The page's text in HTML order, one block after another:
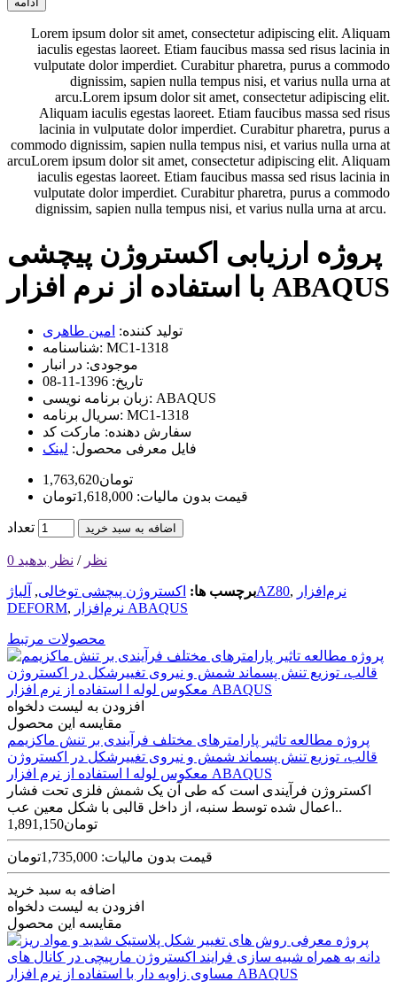
Lorem ipsum dolor sit amet, consectetur adipiscing elit. Aliquam
iaculis egestas laoreet. Etiam faucibus massa sed risus lacinia in
vulputate dolor imperdiet. Curabitur pharetra, purus a commodo
dignissim, sapien nulla tempus nisi, et varius nulla urna at
arcu.Lorem ipsum dolor sit amet, consectetur adipiscing elit.
Aliquam iaculis egestas laoreet. Etiam faucibus massa sed risus
lacinia in vulputate dolor imperdiet. Curabitur pharetra, purus a
commodo dignissim, sapien nulla tempus nisi, et varius nulla urna at
arcuLorem ipsum dolor sit amet, consectetur adipiscing elit. Aliquam
iaculis egestas laoreet. Etiam faucibus massa sed risus lacinia in
vulputate dolor imperdiet. Curabitur pharetra, purus a commodo
dignissim, sapien nulla tempus nisi, et varius nulla urna at arcu.
پروژه ارزیابی اکستروژن پیچشی
با استفاده از نرم افزار ABAQUS
تولید کننده: امین طاهری
شناسنامه: MC1-1318
موجودی: در انبار
تاریخ: 1396-11-08
زبان برنامه نویسی: ABAQUS
سریال برنامه: MC1-1318
سفارش دهنده: مارکت کد
فایل معرفی محصول: لینک
1,763,620تومان
قیمت بدون مالیات: 1,618,000تومان
تعداد اضافه به سبد خرید
0 نظر / نظر بدهید
برچسب ها: اکستروژن پیچشی توخالی, آلیاژAZ80, نرم‌افزار
DEFORM, نرم‌افزار ABAQUS
محصولات مرتبط
افزودن به لیست دلخواه
مقایسه این محصول
پروژه مطالعه تاثیر پارامتر‌های مختلف فرآیندی بر تنش ماکزیمم
قالب، توزیع تنش پسماند شمش و نیروی تغییر‌شکل در اکستروژن
معکوس لوله ا استفاده از نرم افزار ABAQUS
اکستروژن فرآیندی است که طی آن یک شمش فلزی تحت فشار
اعمال شده توسط سنبه، از داخل قالبی با شکل معین عب..
1,891,150تومان
قیمت بدون مالیات: 1,735,000تومان
اضافه به سبد خرید
افزودن به لیست دلخواه
مقایسه این محصول